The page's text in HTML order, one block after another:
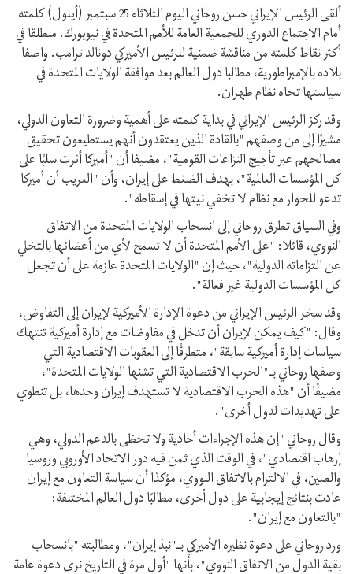
ألقى الرئيس الإيراني حسن روحاني اليوم الثلاثاء 25 سبتمبر (أيلول) كلمته
أمام الاجتماع الدوري للجمعية العامة للأمم المتحدة في نيويورك. منطلقا في
أكثر نقاط كلمته من مناقشة ضمنية للرئيس الأميركي دونالد ترامب. واصفا
بلاده بالإمبراطورية، مطالبا دول العالم بعد موافقة الولايات المتحدة في
سياستها تجاه نظام طهران.
وقد ركز الرئيس الإيراني في بداية كلمته على أهمية وضرورة التعاون الدولي،
مشيرًا إلى من وصفهم "بالقادة الذين يعتقدون أنهم يستطيعون تحقيق
مصالحهم عبر تأجيج النزاعات القومية"، مضيفا أن "أميركا أثرت سلبًا على
كل المؤسسات العالمية"، بهدف الضغط على إيران، وأن "الغريب أن أميركا
تدعو للحوار مع نظام لا تخفي نيتها في إسقاطه".
وفي السياق تطرق روحاني إلى انسحاب الولايات المتحدة من الاتفاق
النووي، قائلا: "على الأمم المتحدة أن لا تسمح لأي من أعضائها بالتخلي
عن التزاماته الدولية"، حيث إن "الولايات المتحدة عازمة على أن تجعل
كل المؤسسات الدولية غير فعالة".
وقد سخر الرئيس الإيراني من دعوة الإدارة الأميركية لإيران إلى التفاوض،
وقال: "كيف يمكن لإيران أن تدخل في مفاوضات مع إدارة أميركية تنتهك
سياسات إدارة أميركية سابقة"، متطرقًا إلى العقوبات الاقتصادية التي
وصفها روحاني بـ"الحرب الاقتصادية التي تشنها الولايات المتحدة"،
مضيفًا أن "هذه الحرب الاقتصادية لا تستهدف إيران وحدها، بل تنطوي
على تهديدات لدول أخرى".
وقال روحاني "إن هذه الإجراءات أحادية ولا تحظى بالدعم الدولي، وهي
إرهاب اقتصادي"، في الوقت الذي ثمن فيه دور الاتحاد الأوروبي وروسيا
والصين، في الالتزام بالاتفاق النووي، مؤكدًا أن سياسة التعاون مع إيران
عادت بنتائج إيجابية على دول أخرى، مطالبًا دول العالم المختلفة:
"بالتعاون مع إيران".
ورد روحاني على دعوة نظيره الأميركي بـ"نبذ إيران"، ومطالبته "بانسحاب
بقية الدول من الاتفاق النووي"، بأنها "أول مرة في التاريخ نرى دعوة عامة